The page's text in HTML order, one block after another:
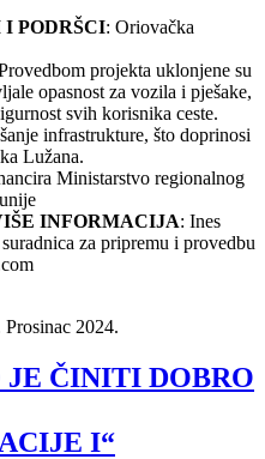
PODRŠCI: Oriovačka
projekta uklonjene su
opasnost za vozila i pješake,
svih korisnika ceste.
infrastrukture, što doprinosi
Lužana.
Ministarstvo regionalnog
INFORMACIJA: Ines
za pripremu i provedbu
2024.
JE ČINITI DOBRO
I“